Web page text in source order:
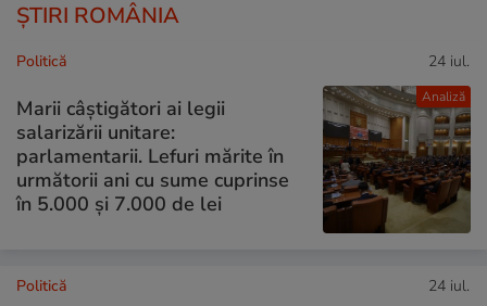
ȘTIRI ROMÂNIA
Analiză
Politică 24 iul.
Marii câștigători ai legii
salarizării unitare:
parlamentarii. Lefuri mărite în
următorii ani cu sume cuprinse
în 5.000 și 7.000 de lei
Politică 24 iul.